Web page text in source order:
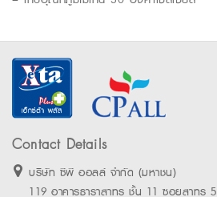
Contact Details
บริษัท ซีพี ออลล์ จำกัด (มหาชน)
119 อาคารธาราสาทร ชั้น 11 ซอยสาทร 5